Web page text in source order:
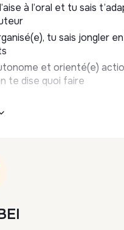
la marque sur le terrain
TROUVERAS CHEZ
montée en compétences
négociation, closing,
facturation, etc.
ambitieuse, exigeante
totale dans une
à l’oral et tu sais
tu sais jongler
et orienté(e)
te dise quoi faire